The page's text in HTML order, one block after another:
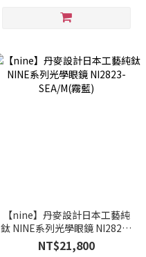
【nine】丹麥設計日本工藝純
鈦 NINE系列光學眼鏡 NI2823-
SEA/M(霧藍)
NT$21,800